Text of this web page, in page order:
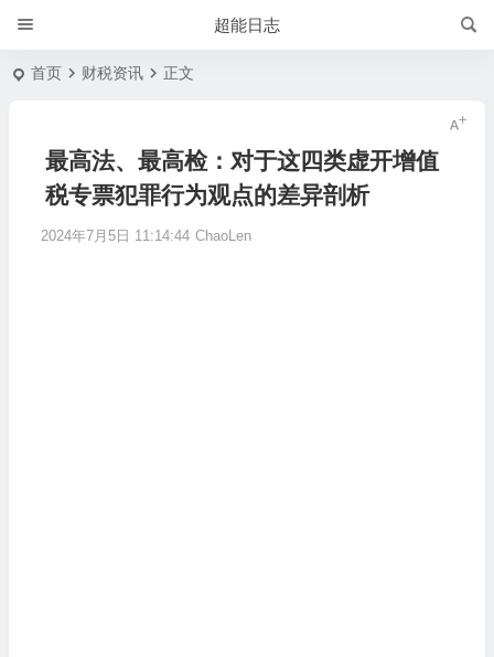
超能日志
首页 财税资讯 正文
最高法、最高检：对于这四类虚开增值
税专票犯罪行为观点的差异剖析
2024年7月5日 11:14:44 ChaoLen